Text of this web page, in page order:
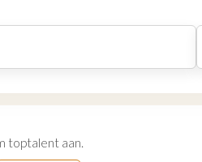
toptalent aan.